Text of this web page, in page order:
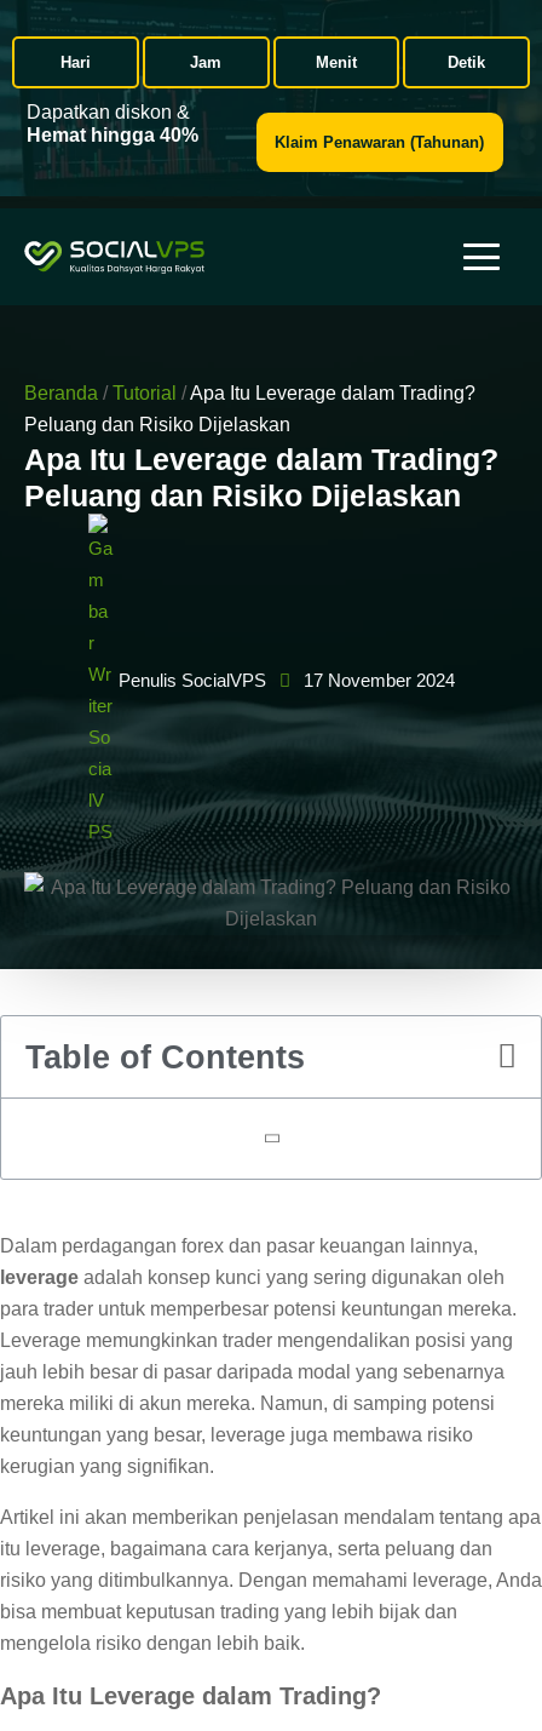
Hari Jam Menit Detik
Dapatkan diskon &
Hemat hingga 40%
Klaim Penawaran (Tahunan)
Beranda / Tutorial /Apa Itu Leverage dalam Trading?
Peluang dan Risiko Dijelaskan
Apa Itu Leverage dalam Trading?
Peluang dan Risiko Dijelaskan
Penulis SocialVPS 17 November 2024
Table of Contents
Dalam perdagangan forex dan pasar keuangan lainnya,
leverage adalah konsep kunci yang sering digunakan oleh
para trader untuk memperbesar potensi keuntungan mereka.
Leverage memungkinkan trader mengendalikan posisi yang
jauh lebih besar di pasar daripada modal yang sebenarnya
mereka miliki di akun mereka. Namun, di samping potensi
keuntungan yang besar, leverage juga membawa risiko
kerugian yang signifikan.
Artikel ini akan memberikan penjelasan mendalam tentang apa
itu leverage, bagaimana cara kerjanya, serta peluang dan
risiko yang ditimbulkannya. Dengan memahami leverage, Anda
bisa membuat keputusan trading yang lebih bijak dan
mengelola risiko dengan lebih baik.
Apa Itu Leverage dalam Trading?